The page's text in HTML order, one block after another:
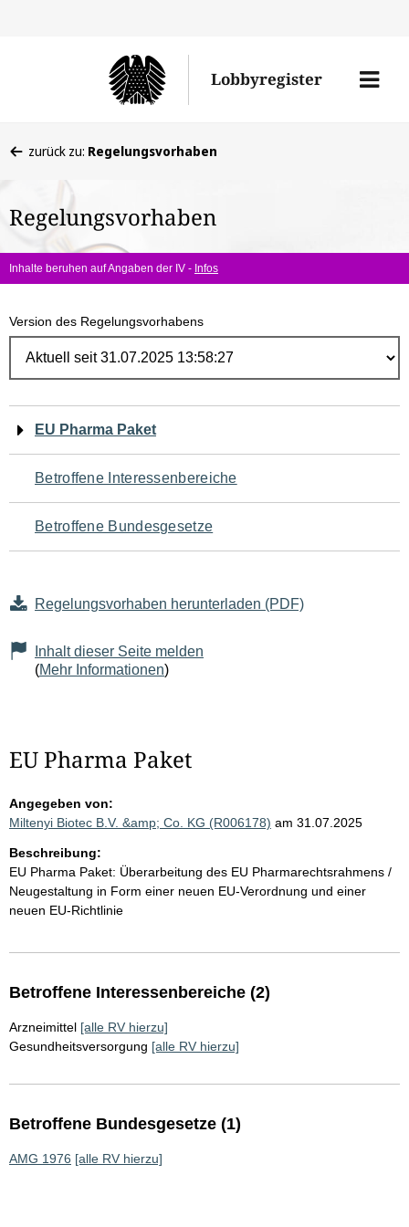
Lobbyregister
Menü
befinden
hier:
zurück zu: Regelungsvorhaben
Regelungsvorhaben
Inhalte beruhen auf Angaben der IV - Infos
Version des Regelungsvorhabens
Navigation
für
den
Seiteninhalt
EU Pharma Paket
Betroffene Interessenbereiche
Betroffene Bundesgesetze
Regelungsvorhaben herunterladen (PDF)
Inhalt dieser Seite melden
(Mehr Informationen)
EU Pharma Paket
Angegeben von:
Miltenyi Biotec B.V. &amp; Co. KG (R006178) am 31.07.2025
Beschreibung:
EU Pharma Paket: Überarbeitung des EU Pharmarechtsrahmens /
Neugestaltung in Form einer neuen EU-Verordnung und einer
neuen EU-Richtlinie
Betroffene Interessenbereiche (2)
Arzneimittel [alle RV hierzu]
Gesundheitsversorgung [alle RV hierzu]
Betroffene Bundesgesetze (1)
AMG 1976 [alle RV hierzu]